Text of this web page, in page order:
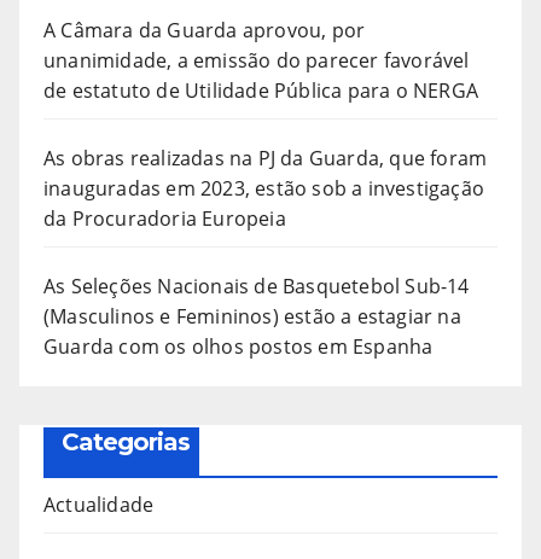
A Câmara da Guarda aprovou, por
unanimidade, a emissão do parecer favorável
de estatuto de Utilidade Pública para o NERGA
As obras realizadas na PJ da Guarda, que foram
inauguradas em 2023, estão sob a investigação
da Procuradoria Europeia
As Seleções Nacionais de Basquetebol Sub-14
(Masculinos e Femininos) estão a estagiar na
Guarda com os olhos postos em Espanha
Categorias
Actualidade